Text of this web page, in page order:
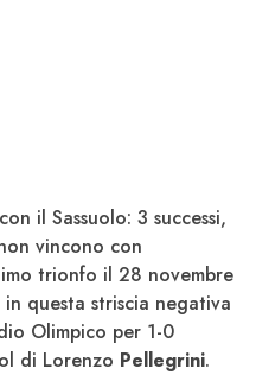
il Sassuolo: 3 successi,
vincono con
trionfo il 28 novembre
in questa striscia negativa
Olimpico per 1-0
di Lorenzo Pellegrini.